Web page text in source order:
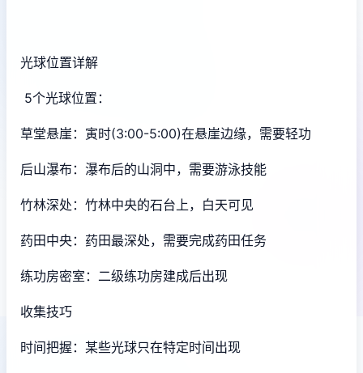
光球位置详解
5个光球位置：
草堂悬崖：寅时(3:00-5:00)在悬崖边缘，需要轻功
后山瀑布：瀑布后的山洞中，需要游泳技能
竹林深处：竹林中央的石台上，白天可见
药田中央：药田最深处，需要完成药田任务
练功房密室：二级练功房建成后出现
收集技巧
时间把握：某些光球只在特定时间出现